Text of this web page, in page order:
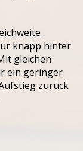
knapp hinter
gleichen
ein geringer
zurück